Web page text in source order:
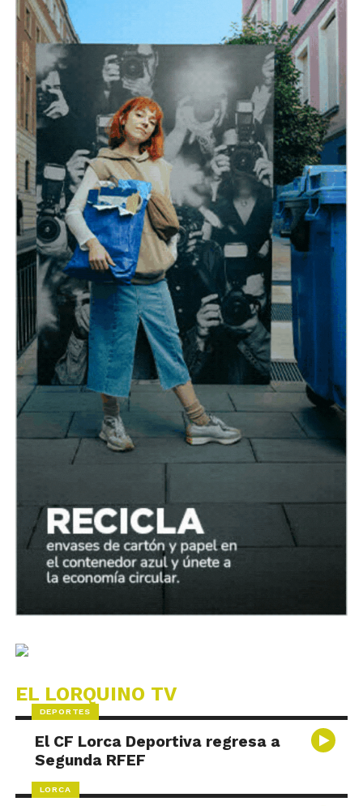
EL LORQUINO TV
DEPORTES
El CF Lorca Deportiva regresa a
Segunda RFEF
LORCA